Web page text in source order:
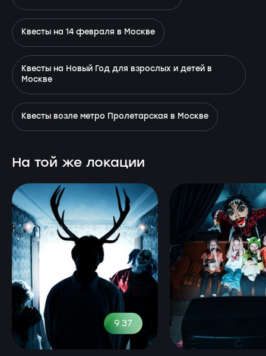
Квесты на 14 февраля в Москве
Квесты на Новый Год для взрослых и детей в
Москве
Квесты возле метро Пролетарская в Москве
На той же локации
9.37